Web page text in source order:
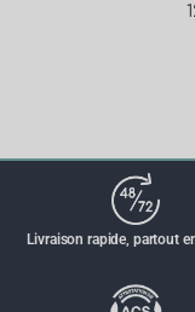
Livraison rapide, partout